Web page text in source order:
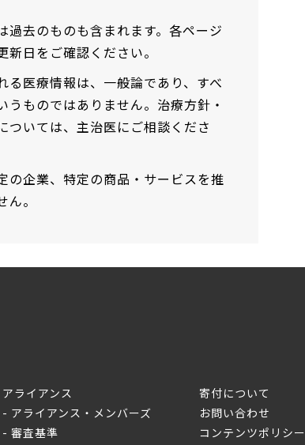
過去のものも含まれます。各ページ
日をご確認ください。
る医療情報は、一般論であり、すべ
うものではありません。治療方針・
ついては、主治医にご相談くださ
の企業、特定の商品・サービスを推
。
アライアンス
アライアンス・メンバーズ
審査基準
寄付について
お問い合わせ
コンテンツポリシー